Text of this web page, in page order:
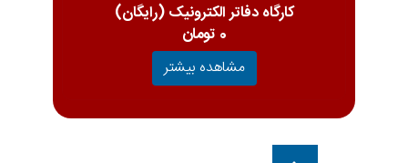
کارگاه دفاتر الکترونیک (رایگان)
0 تومان
مشاهده بیشتر